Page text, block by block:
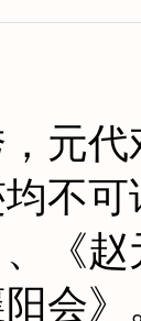
元
不
《
会